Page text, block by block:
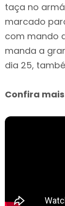
taça no
marcado
com mando
manda a
dia 25,
Confira